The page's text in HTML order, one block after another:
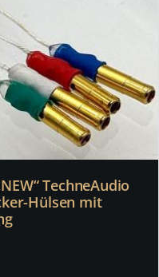
TechneAudio
Hülsen mit